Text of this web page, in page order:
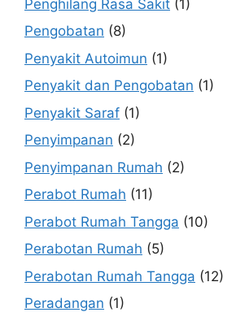
Penghilang Rasa Sakit (1)
Pengobatan (8)
Penyakit Autoimun (1)
Penyakit dan Pengobatan (1)
Penyakit Saraf (1)
Penyimpanan (2)
Penyimpanan Rumah (2)
Perabot Rumah (11)
Perabot Rumah Tangga (10)
Perabotan Rumah (5)
Perabotan Rumah Tangga (12)
Peradangan (1)